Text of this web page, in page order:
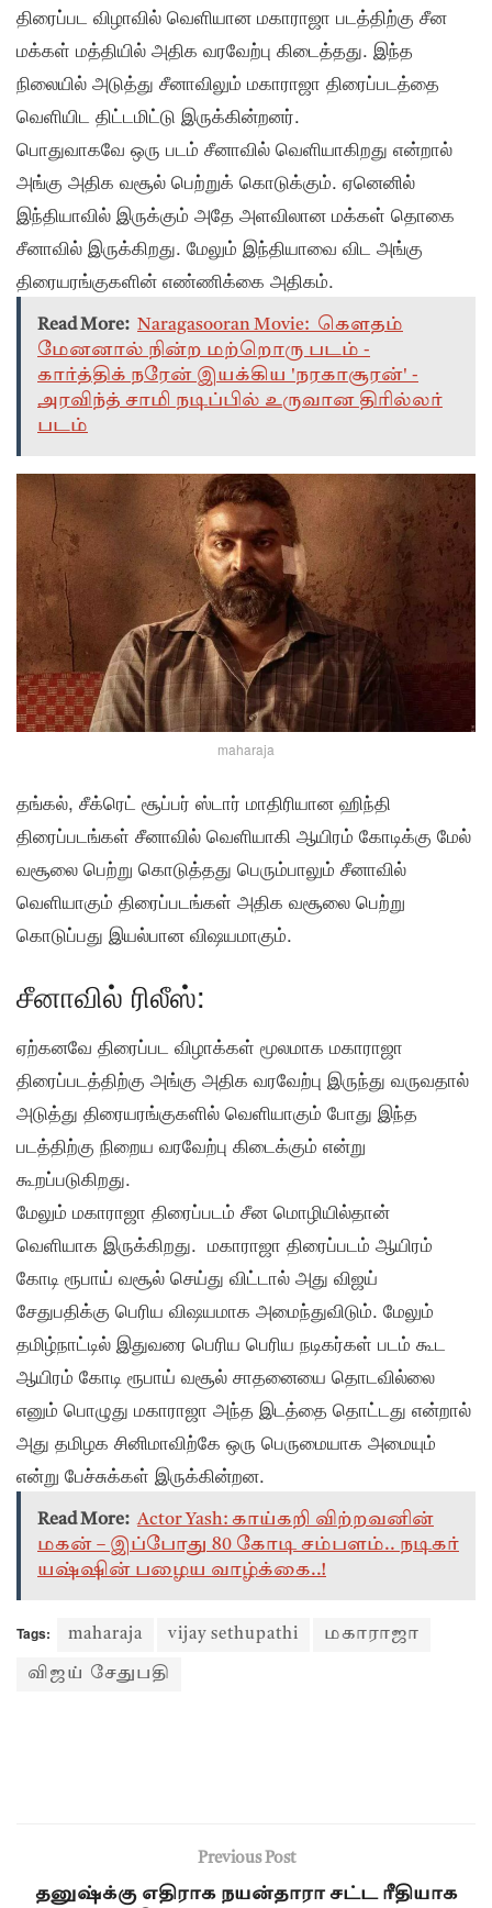
திரைப்பட விழாவில் வெளியான மகாராஜா படத்திற்கு சீன
மக்கள் மத்தியில் அதிக வரவேற்பு கிடைத்தது. இந்த
நிலையில் அடுத்து சீனாவிலும் மகாராஜா திரைப்படத்தை
வெளியிட திட்டமிட்டு இருக்கின்றனர்.
பொதுவாகவே ஒரு படம் சீனாவில் வெளியாகிறது என்றால்
அங்கு அதிக வசூல் பெற்றுக் கொடுக்கும். ஏனெனில்
இந்தியாவில் இருக்கும் அதே அளவிலான மக்கள் தொகை
சீனாவில் இருக்கிறது. மேலும் இந்தியாவை விட அங்கு
திரையரங்குகளின் எண்ணிக்கை அதிகம்.
Read More: Naragasooran Movie: கௌதம்
மேனனால் நின்ற மற்றொரு படம் -
கார்த்திக் நரேன் இயக்கிய 'நரகாசூரன்' -
அரவிந்த் சாமி நடிப்பில் உருவான திரில்லர்
படம்
maharaja
தங்கல், சீக்ரெட் சூப்பர் ஸ்டார் மாதிரியான ஹிந்தி
திரைப்படங்கள் சீனாவில் வெளியாகி ஆயிரம் கோடிக்கு மேல்
வசூலை பெற்று கொடுத்தது பெரும்பாலும் சீனாவில்
வெளியாகும் திரைப்படங்கள் அதிக வசூலை பெற்று
கொடுப்பது இயல்பான விஷயமாகும்.
சீனாவில் ரிலீஸ்:
ஏற்கனவே திரைப்பட விழாக்கள் மூலமாக மகாராஜா
திரைப்படத்திற்கு அங்கு அதிக வரவேற்பு இருந்து வருவதால்
அடுத்து திரையரங்குகளில் வெளியாகும் போது இந்த
படத்திற்கு நிறைய வரவேற்பு கிடைக்கும் என்று
கூறப்படுகிறது.
மேலும் மகாராஜா திரைப்படம் சீன மொழியில்தான்
வெளியாக இருக்கிறது. மகாராஜா திரைப்படம் ஆயிரம்
கோடி ரூபாய் வசூல் செய்து விட்டால் அது விஜய்
சேதுபதிக்கு பெரிய விஷயமாக அமைந்துவிடும். மேலும்
தமிழ்நாட்டில் இதுவரை பெரிய பெரிய நடிகர்கள் படம் கூட
ஆயிரம் கோடி ரூபாய் வசூல் சாதனையை தொடவில்லை
எனும் பொழுது மகாராஜா அந்த இடத்தை தொட்டது என்றால்
அது தமிழக சினிமாவிற்கே ஒரு பெருமையாக அமையும்
என்று பேச்சுக்கள் இருக்கின்றன.
Read More: Actor Yash: காய்கறி விற்றவனின்
மகன் – இப்போது 80 கோடி சம்பளம்.. நடிகர்
யஷ்ஷின் பழைய வாழ்க்கை..!
Tags: maharaja vijay sethupathi மகாராஜா
விஜய் சேதுபதி
Previous Post
தனுஷ்க்கு எதிராக நயன்தாரா சட்ட ரீதியாக